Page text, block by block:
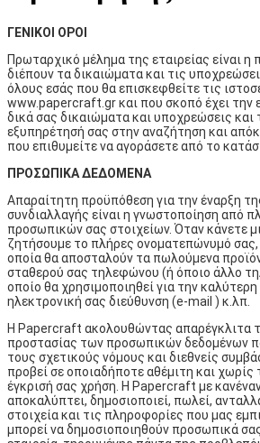
ΓΕΝΙΚΟΙ ΟΡΟΙ
Πρωταρχικό μέλημα της εταιρείας είναι
διέπουν τα δικαιώματα και τις
όλους εσάς που θα επισκεφθείτε τις
www.papercraft.gr και που σκοπό έχει την
δικά σας δικαιώματα και υποχρεώσεις και
εξυπηρέτησή σας στην αναζήτηση και
που επιθυμείτε να αγοράσετε από το
ΠΡΟΣΩΠΙΚΑ ΔΕΔΟΜΕΝΑ
Απαραίτητη προϋπόθεση για την έναρξη
συνδιαλλαγής είναι η γνωστοποίηση από
προσωπικών σας στοιχείων. Όταν κάνετε
ζητήσουμε το πλήρες ονοματεπώνυμό σας,
οποία θα αποσταλούν τα πωλούμενα
σταθερού σας τηλεφώνου (ή όποιο άλλο
οποίο θα χρησιμοποιηθεί για την
ηλεκτρονική σας διεύθυνση (e-mail ) κ.λπ.
H Papercraft ακολουθώντας απαρέγκλιτα
προστασίας των προσωπικών δεδομένων
τους σχετικούς νόμους και διεθνείς
προβεί σε οποιαδήποτε αθέμιτη και χωρίς
έγκρισή σας χρήση. H Papercraft με
αποκαλύπτει, δημοσιοποιεί, πωλεί,
στοιχεία και τις πληροφορίες που μας
μπορεί να δημοσιοποιηθούν προσωπικά